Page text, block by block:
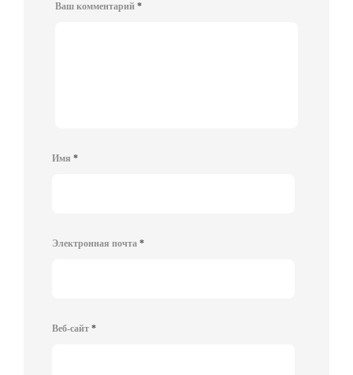
Ваш комментарий *
Имя *
Электронная почта *
Веб-сайт *